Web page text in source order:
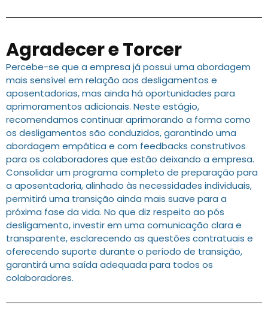
Agradecer e Torcer
Percebe-se que a empresa já possui uma abordagem
mais sensível em relação aos desligamentos e
aposentadorias, mas ainda há oportunidades para
aprimoramentos adicionais. Neste estágio,
recomendamos continuar aprimorando a forma como
os desligamentos são conduzidos, garantindo uma
abordagem empática e com feedbacks construtivos
para os colaboradores que estão deixando a empresa.
Consolidar um programa completo de preparação para
a aposentadoria, alinhado às necessidades individuais,
permitirá uma transição ainda mais suave para a
próxima fase da vida. No que diz respeito ao pós
desligamento, investir em uma comunicação clara e
transparente, esclarecendo as questões contratuais e
oferecendo suporte durante o período de transição,
garantirá uma saída adequada para todos os
colaboradores.